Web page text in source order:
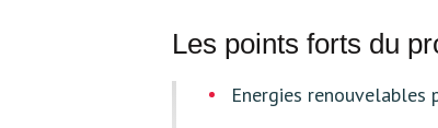
Les points forts du
Energies renouvelables